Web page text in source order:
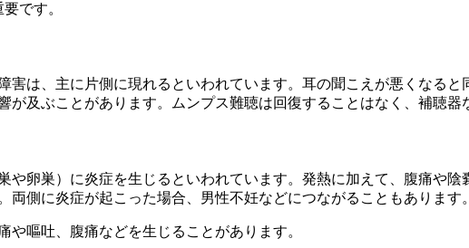
です。
害は、主に片側に現れるといわれています。耳の聞こえが悪くなる
及ぶことがあります。ムンプス難聴は回復することはなく、補聴器
や卵巣）に炎症を生じるといわれています。発熱に加えて、腹痛や
側に炎症が起こった場合、男性不妊などにつながることもあります。
嘔吐、腹痛などを生じることがあります。